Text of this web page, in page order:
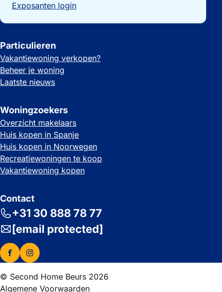
Exposanten login
Particulieren
Vakantiewoning verkopen?
Beheer je woning
Laatste nieuws
Woningzoekers
Overzicht makelaars
Huis kopen in Spanje
Huis kopen in Noorwegen
Recreatiewoningen te koop
Vakantiewoning kopen
Contact
+31 30 888 78 77
[email protected]
© Second Home Beurs 2026
Algemene Voorwaarden